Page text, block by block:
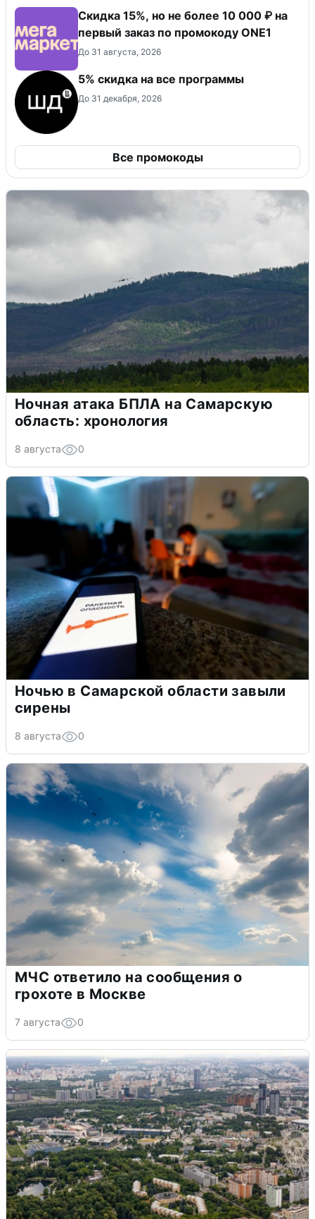
Скидка 15%, но не более 10 000 ₽ на
первый заказ по промокоду ONE1
До 31 августа, 2026
5% скидка на все программы
До 31 декабря, 2026
Все промокоды
Ночная атака БПЛА на Самарскую
область: хронология
8 августа 0
Ночью в Самарской области завыли
сирены
8 августа 0
МЧС ответило на сообщения о
грохоте в Москве
7 августа 0